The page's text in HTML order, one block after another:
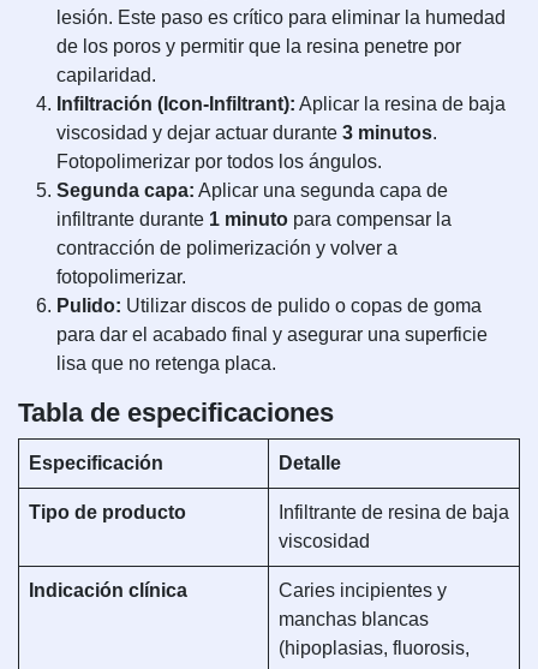
lesión. Este paso es crítico para eliminar la humedad
de los poros y permitir que la resina penetre por
capilaridad.
Infiltración (Icon-Infiltrant): Aplicar la resina de baja
viscosidad y dejar actuar durante 3 minutos.
Fotopolimerizar por todos los ángulos.
Segunda capa: Aplicar una segunda capa de
infiltrante durante 1 minuto para compensar la
contracción de polimerización y volver a
fotopolimerizar.
Pulido: Utilizar discos de pulido o copas de goma
para dar el acabado final y asegurar una superficie
lisa que no retenga placa.
Tabla de especificaciones
Especificación Detalle
Tipo de producto
Infiltrante de resina de baja
viscosidad
Indicación clínica
Caries incipientes y
manchas blancas
(hipoplasias, fluorosis,